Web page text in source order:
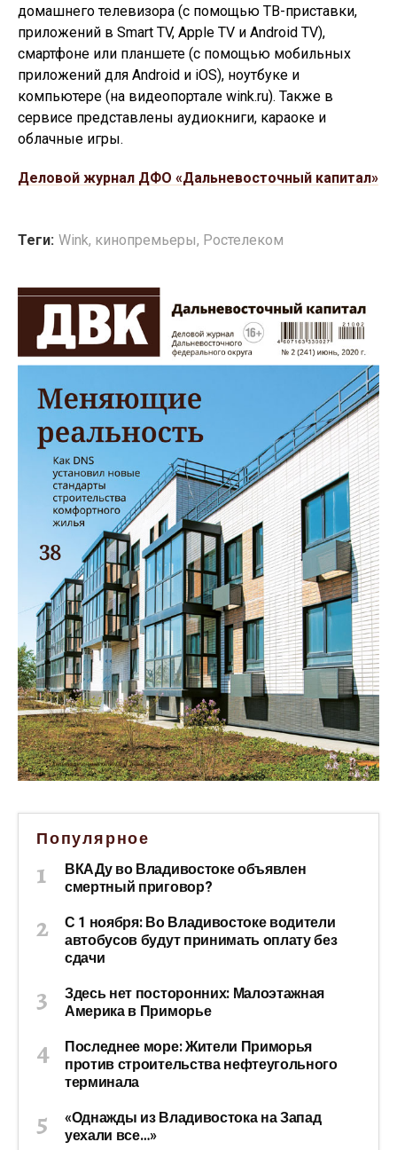
домашнего телевизора (с помощью ТВ-приставки,
приложений в Smart TV, Apple TV и Android TV),
смартфоне или планшете (с помощью мобильных
приложений для Android и iOS), ноутбуке и
компьютере (на видеопортале wink.ru). Также в
сервисе представлены аудиокниги, караоке и
облачные игры.
Деловой журнал ДФО «Дальневосточный капитал»
Теги: Wink, кинопремьеры, Ростелеком
Популярное
ВКАДу во Владивостоке объявлен
смертный приговор?
С 1 ноября: Во Владивостоке водители
автобусов будут принимать оплату без
сдачи
Здесь нет посторонних: Малоэтажная
Америка в Приморье
Последнее море: Жители Приморья
против строительства нефтеугольного
терминала
«Однажды из Владивостока на Запад
уехали все…»